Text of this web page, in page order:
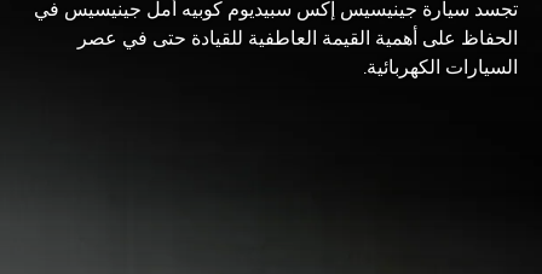
تجسد سيارة جينيسيس إكس سبيديوم كوبيه أمل جينيسيس في
الحفاظ على أهمية القيمة العاطفية للقيادة حتى في عصر
السيارات الكهربائية.